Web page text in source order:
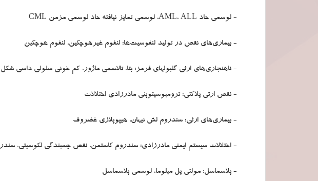
- لوسمی حاد AML، ALL، لوسمی تمایز نیافته حاد لوسمی مزمن CML
- بیماری‌های نقص در تولید لنفوسیت‌ها: لنفوم غیرهوچکین، لنفوم هوچکین
- ناهنجاری‌های ارثی گلبولهای قرمز: بتا، تالاسمی ماژور، کم خونی سلولی داسی شکل
- نقص ارثی پلاکتی: ترومبوسیتوپنی مادرزادی اختلالات
- بیماری‌های ارثی: سندروم لش نیهان، هیپوپلازی غضروف
- اختلالات سیستم ایمنی مادرزادی: سندروم کاستمن، نقص چسبندگی لکوسیتی،
- پلاسماسل: مولتی پل میلوما، لوسمی پلاسماسل